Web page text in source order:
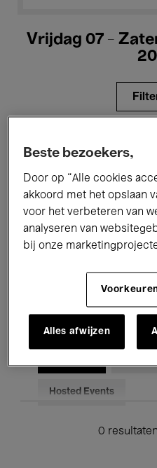
Vrijdag 07 -
Tentoonstellingen
Performances
Klassieke
Elektronische Muziek
Voor iedereen
Hosted Events
0
Beste bezoekers,
Door op “Alle cookies
akkoord met het opslaan
voor het verbeteren van
analyseren van
bij onze
Alles afwijzen